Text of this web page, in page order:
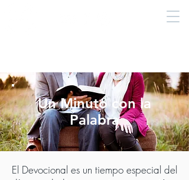
Un Minuto con la
Palabra
El Devocional es un tiempo especial del